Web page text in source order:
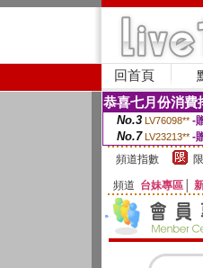
回首頁
恭喜七月份消費
No.3 LV76098** -
No.7 LV23213** -
頻道指數
頻道 台妹專區